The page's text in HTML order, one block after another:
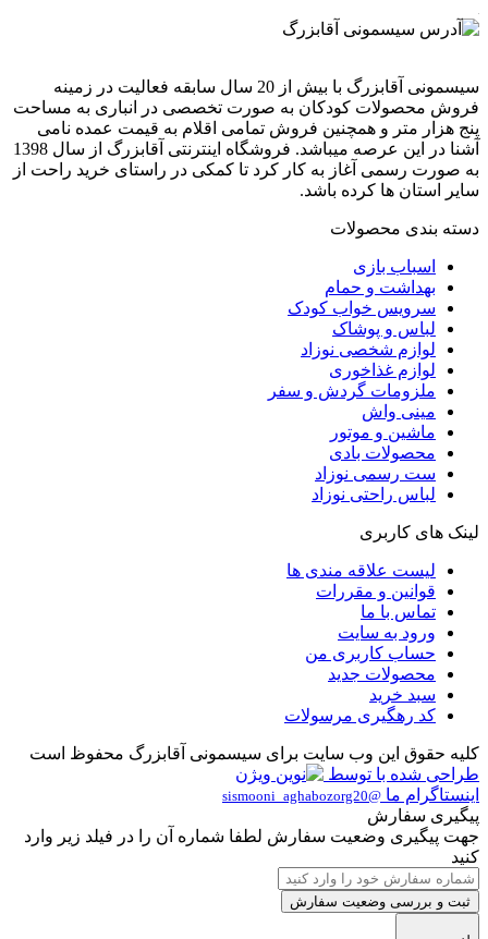
سیسمونی آقابزرگ با بیش از 20 سال سابقه فعالیت در زمینه
فروش محصولات کودکان به صورت تخصصی در انباری به مساحت
پنج هزار متر و همچنین فروش تمامی اقلام به قیمت عمده نامی
آشنا در این عرصه میباشد. فروشگاه اینترنتی آقابزرگ از سال 1398
به صورت رسمی آغاز به کار کرد تا کمکی در راستای خرید راحت از
سایر استان ها کرده باشد.
دسته بندی محصولات
اسباب بازی
بهداشت و حمام
سرویس خواب کودک
لباس و پوشاک
لوازم شخصی نوزاد
لوازم غذاخوری
ملزومات گردش و سفر
مینی واش
ماشین و موتور
محصولات بادی
ست رسمی نوزاد
لباس راحتی نوزاد
لینک های کاربری
لیست علاقه مندی ها
قوانین و مقررات
تماس با ما
ورود به سایت
حساب کاربری من
محصولات جدید
سبد خرید
کد رهگیری مرسولات
کلیه حقوق این وب سایت برای سیسمونی آقابزرگ محفوظ است
طراحی شده با توسط
اینستاگرام ما @sismooni_aghabozorg20
پیگیری سفارش
جهت پیگیری وضعیت سفارش لطفا شماره آن را در فیلد زیر وارد
کنید
ثبت و بررسی وضعیت سفارش